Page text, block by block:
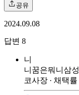
공유
2024.09.08
답변 8
니
니꿈은뭐니 삼
코사장 ∙ 채택률